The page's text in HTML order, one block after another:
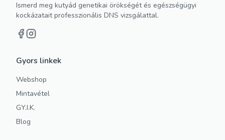
Ismerd meg kutyád genetikai örökségét és egészségügyi
kockázatait professzionális DNS vizsgálattal.
Gyors linkek
Webshop
Mintavétel
GY.I.K.
Blog